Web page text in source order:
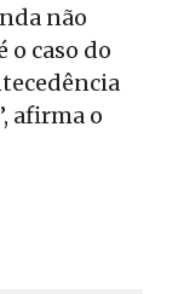
não
caso do
afirma o